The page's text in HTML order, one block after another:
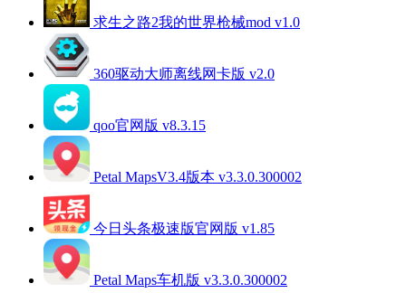
求生之路2我的世界枪械mod v1.0
360驱动大师离线网卡版 v2.0
qoo官网版 v8.3.15
Petal MapsV3.4版本 v3.3.0.300002
今日头条极速版官网版 v1.85
Petal Maps车机版 v3.3.0.300002